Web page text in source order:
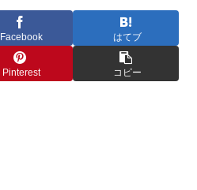
Facebook はてブ
Pinterest コピー